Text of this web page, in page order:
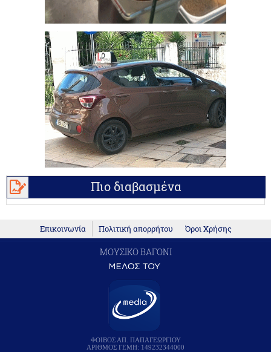
Πιο διαβασμένα
Επικοινωνία Πολιτική απορρήτου Όροι Χρήσης
ΜΟΥΣΙΚΟ ΒΑΓΟΝΙ
ΦΟΙΒΟΣ ΑΠ. ΠΑΠΑΓΕΩΡΓΙΟΥ
ΑΡΙΘΜΟΣ ΓΕΜΗ: 149232344000